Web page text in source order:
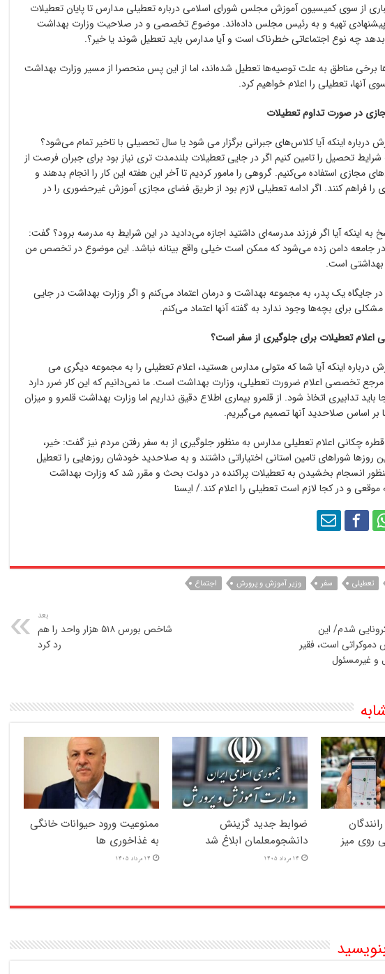
از سوی کمیسیون آموزش مجلس شورای اسلامی درباره تعطیلی مدارس تا پایان تعطیلات
پیشنهادی تهیه و به رئیس مجلس داده‌اند. موضوع تخصصی و در صلاحیت وزارت بهداشت
چه نوع اجتماعاتی خطرناک است و آیا مدارس باید تعطیل شوند یا خیر؟.
برخی مناطق به علت توصیه‌ها تعطیل شده‌اند، اما از این پس منحصرا از مسیر وزارت بهداشت
آنها، تعطیلی را اعلام خواهیم کرد.
در صورت تداوم تعطیلات
درباره اینکه آیا کلاس‌های جبرانی برگزار می شود یا سال تحصیلی با تاخیر تمام می‌شود؟
شرایط تحصیل را تامین کنیم اگر در جایی تعطیلات بلندمدت تری نیاز بود برای جبران فرصت از
مجازی استفاده می‌کنیم. گروهی را مامور کردیم تا آخر این هفته این کار را انجام بدهند و
را فراهم کنند. اگر ادامه تعطیلی لازم بود از طریق فضای مجازی آموزش غیرحضوری را در
اینکه آیا اگر فرزند مدرسه‌ای داشتید اجازه می‌دادید در این شرایط به مدرسه برود؟ گفت:
جامعه دامن زده می‌شود که ممکن است خیلی واقع بینانه نباشد. این موضوع در تخصص من
است.
در جایگاه یک پدر، به مجموعه بهداشت و درمان اعتماد می‌کنم و اگر وزارت بهداشت در جایی
برای بچه‌ها وجود ندارد به گفته آنها اعتماد می‌کنم.
تعطیلات برای جلوگیری از سفر است؟
درباره اینکه آیا شما که متولی مدارس هستید، اعلام تعطیلی را به مجموعه دیگری می
مرجع تخصصی اعلام ضرورت تعطیلی، وزارت بهداشت است. ما نمی‌دانیم که این کار ضرر دارد
تدابیری اتخاذ شود. از قلمرو بیماری اطلاع دقیق نداریم اما وزارت بهداشت قلمرو و میزان
بر اساس صلاحدید آنها تصمیم می‌گیریم.
چکانی اعلام تعطیلی مدارس به منظور جلوگیری از به سفر رفتن مردم نیز گفت: خیر،
روزها شوراهای تامین استانی اختیاراتی داشتند و به صلاحدید خودشان روزهایی را تعطیل
منظور انسجام بخشیدن به تعطیلات پراکنده در دولت بحث و مقرر شد که وزارت بهداشت
و در کجا لازم است تعطیلی را اعلام کند./ ایسنا
تعطیلی سفر وزیر آموزش و پرورش اجتماع
شدم/ این
است،‌ فقیر
و غیرمسئول
بعد
شاخص بورس ۵۱۸ هزار واحد را هم
رد کرد
روی میز
ضوابط جدید گزینش
دانشجومعلمان ابلاغ شد
14 مرداد 1405
ممنوعیت ورود حیوانات خانگی
به غذاخوری ها
14 مرداد 1405